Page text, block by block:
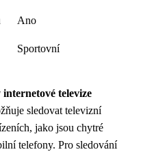
Ano
Sportovní
televize
sledovat televizní
jako jsou chytré
telefony. Pro sledování